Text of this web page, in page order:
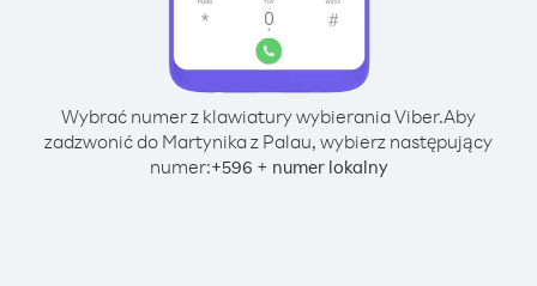
Wybrać numer z klawiatury wybierania Viber.Aby
zadzwonić do Martynika z Palau, wybierz następujący
numer:+596 + numer lokalny